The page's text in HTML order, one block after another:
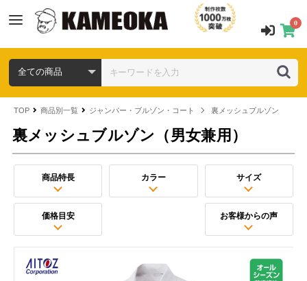
0
TOP 商品別一覧 ジャンパー・ブルゾン・コート 裏メッシュブルゾン（男女
裏メッシュブルゾン（男女兼用）
商品特長 カラー サイズ
価格目安 お客様からの声